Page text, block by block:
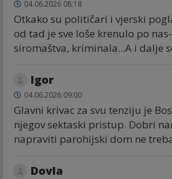
04.06.2026 08:18
Otkako su političari i vjerski
od tad je sve loše krenulo po
siromaštva, kriminala...A i dalje
Igor
04.06.2026 09:00
Glavni krivac za svu tenziju je
njegov sektaski pristup. Dobri
napraviti parohijski dom ne
Dovla